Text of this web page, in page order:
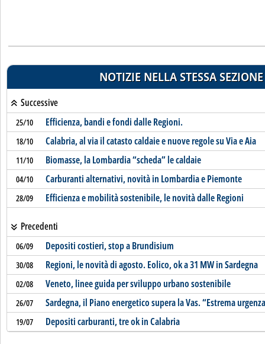
NOTIZIE NELLA STESSA SEZIONE
Successive
25/10 Efficienza, bandi e fondi dalle Regioni.
18/10 Calabria, al via il catasto caldaie e nuove regole su Via e Aia
11/10 Biomasse, la Lombardia “scheda” le caldaie
04/10 Carburanti alternativi, novità in Lombardia e Piemonte
28/09 Efficienza e mobilità sostenibile, le novità dalle Regioni
Precedenti
06/09 Depositi costieri, stop a Brundisium
30/08 Regioni, le novità di agosto. Eolico, ok a 31 MW in Sardegna
02/08 Veneto, linee guida per sviluppo urbano sostenibile
26/07 Sardegna, il Piano energetico supera la Vas. “Estrema
19/07 Depositi carburanti, tre ok in Calabria